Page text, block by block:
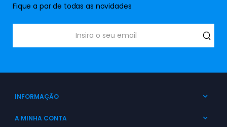
Fique a par de todas as novidades
INFORMAÇÃO
A MINHA CONTA